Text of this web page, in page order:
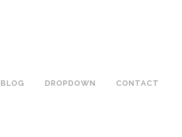
BLOG DROPDOWN CONTACT